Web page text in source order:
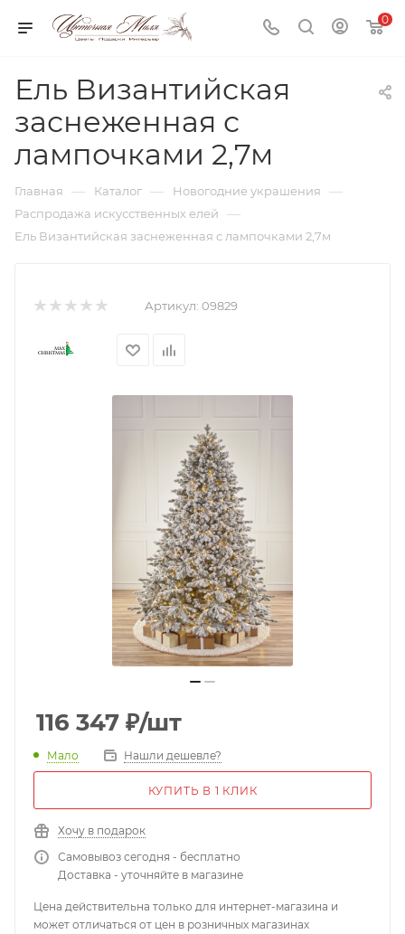
0
Ель Византийская
заснеженная с
лампочками 2,7м
Главная — Каталог — Новогодние украшения —
Распродажа искусственных елей —
Ель Византийская заснеженная с лампочками 2,7м
Артикул: 09829
116 347 ₽/шт
Мало Нашли дешевле?
КУПИТЬ В 1 КЛИК
Хочу в подарок
Самовывоз сегодня - бесплатно
Доставка - уточняйте в магазине
Цена действительна только для интернет-магазина и
может отличаться от цен в розничных магазинах